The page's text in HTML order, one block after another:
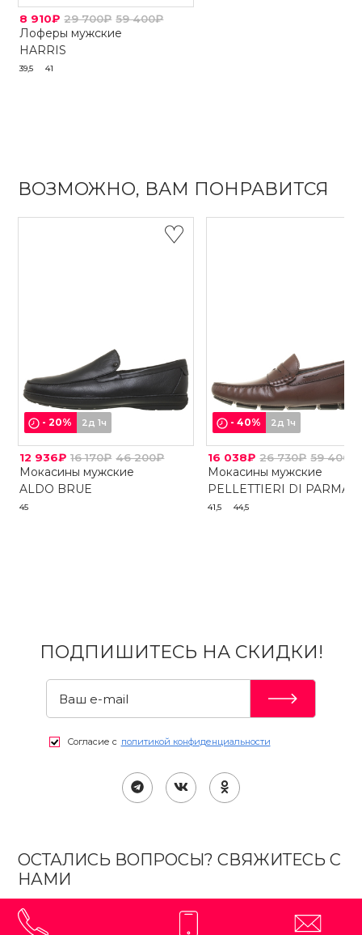
8 910₽ 29 700₽ 59 400₽
Лоферы мужские
HARRIS
39,5 41
ВОЗМОЖНО, ВАМ ПОНРАВИТСЯ
-20% 2д 1ч
12 936₽ 16 170₽ 46 200₽
Мокасины мужские
ALDO BRUE
45
-40% 2д 1ч
16 038₽ 26 730₽ 59 400₽
Мокасины мужские
PELLETTIERI DI PARMA
41,5 44,5
ПОДПИШИТЕСЬ НА СКИДКИ!
Согласие с политикой конфиденциальности
ОСТАЛИСЬ ВОПРОСЫ? СВЯЖИТЕСЬ С
НАМИ